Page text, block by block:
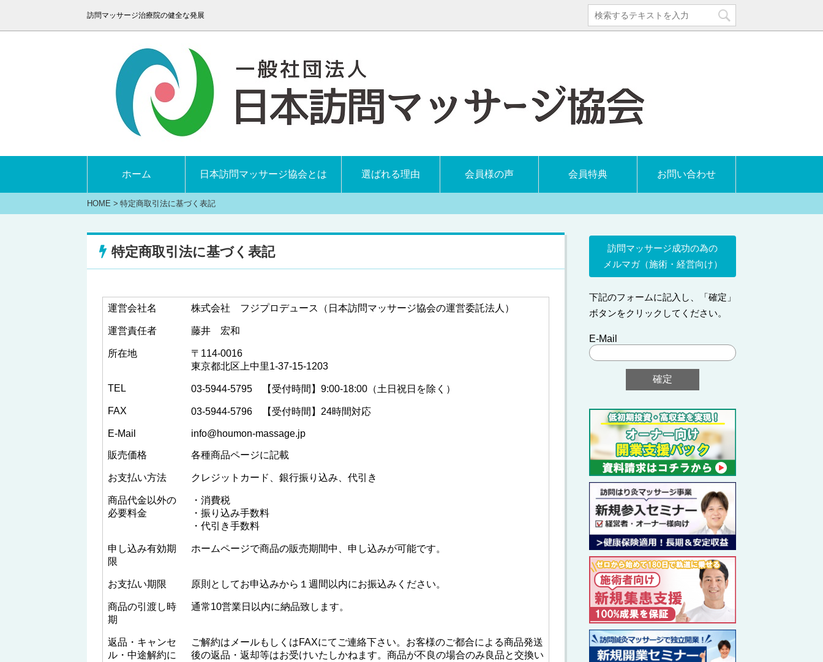
訪問マッサージ治療院の健全な発展
ホーム 日本訪問マッサージ協会とは 選ばれる理由 会員様の声 会員特典 お問い合わせ
HOME > 特定商取引法に基づく表記
特定商取引法に基づく表記
運営会社名 株式会社 フジプロデュース（日本訪問マッサージ協会の運営委託法人）
運営責任者 藤井 宏和
所在地
〒114-0016
東京都北区上中里1-37-15-1203
TEL 03-5944-5795 【受付時間】9:00-18:00（土日祝日を除く）
FAX 03-5944-5796 【受付時間】24時間対応
E-Mail info@houmon-massage.jp
販売価格 各種商品ページに記載
お支払い方法 クレジットカード、銀行振り込み、代引き
商品代金以外の
必要料金
・消費税
・振り込み手数料
・代引き手数料
申し込み有効期
限
ホームページで商品の販売期間中、申し込みが可能です。
お支払い期限 原則としてお申込みから１週間以内にお振込みください。
商品の引渡し時
期
通常10営業日以内に納品致します。
返品・キャンセ
ル・中途解約に
ご解約はメールもしくはFAXにてご連絡下さい。お客様のご都合による商品発送
後の返品・返却等はお受けいたしかねます。商品が不良の場合のみ良品と交換い
訪問マッサージ成功の為の
メルマガ（施術・経営向け）
下記のフォームに記入し、「確定」
ボタンをクリックしてください。
E-Mail